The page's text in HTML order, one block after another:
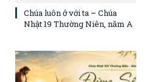
Chúa luôn ở với ta – Chúa
Nhật 19 Thường Niên, năm A